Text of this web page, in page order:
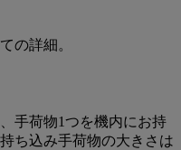
の詳細。
手荷物1つを機内にお持
ち込み手荷物の大きさは